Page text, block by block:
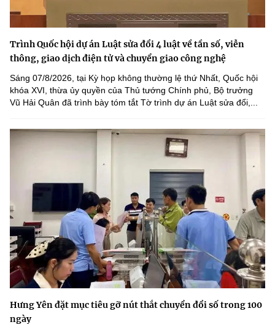
Trình Quốc hội dự án Luật sửa đổi 4 luật về tần số, viễn
thông, giao dịch điện tử và chuyển giao công nghệ
Sáng 07/8/2026, tại Kỳ họp không thường lệ thứ Nhất, Quốc hội
khóa XVI, thừa ủy quyền của Thủ tướng Chính phủ, Bộ trưởng
Vũ Hải Quân đã trình bày tóm tắt Tờ trình dự án Luật sửa đổi,...
Hưng Yên đặt mục tiêu gỡ nút thắt chuyển đổi số trong 100
ngày